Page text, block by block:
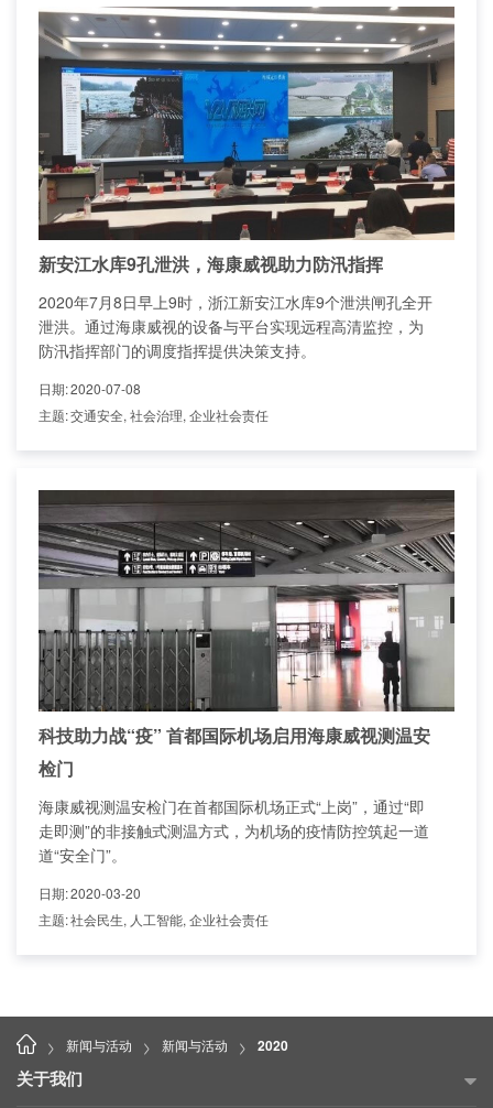
新安江水库9孔泄洪，海康威视助力防汛指挥
2020年7月8日早上9时，浙江新安江水库9个泄洪闸孔全开
泄洪。通过海康威视的设备与平台实现远程高清监控，为
防汛指挥部门的调度指挥提供决策支持。
日期:2020-07-08
主题:交通安全, 社会治理, 企业社会责任
科技助力战“疫” 首都国际机场启用海康威视测温安
检门
海康威视测温安检门在首都国际机场正式“上岗”，通过“即
走即测”的非接触式测温方式，为机场的疫情防控筑起一道
道“安全门”。
日期:2020-03-20
主题:社会民生, 人工智能, 企业社会责任
> 新闻与活动 > 新闻与活动 > 2020
关于我们